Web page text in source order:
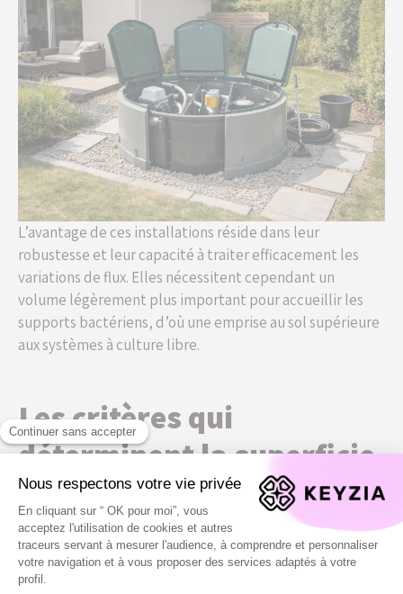
L’avantage de ces installations réside dans leur
robustesse et leur capacité à traiter efficacement les
variations de flux. Elles nécessitent cependant un
volume légèrement plus important pour accueillir les
supports bactériens, d’où une emprise au sol supérieure
aux systèmes à culture libre.
Les critères qui
déterminent la superficie
nécessaire
Au-delà du type de micro-station choisi, plusieurs
facteurs influencent directement la superficie minimale